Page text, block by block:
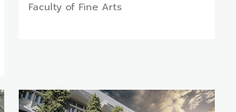
Faculty of Fine Arts